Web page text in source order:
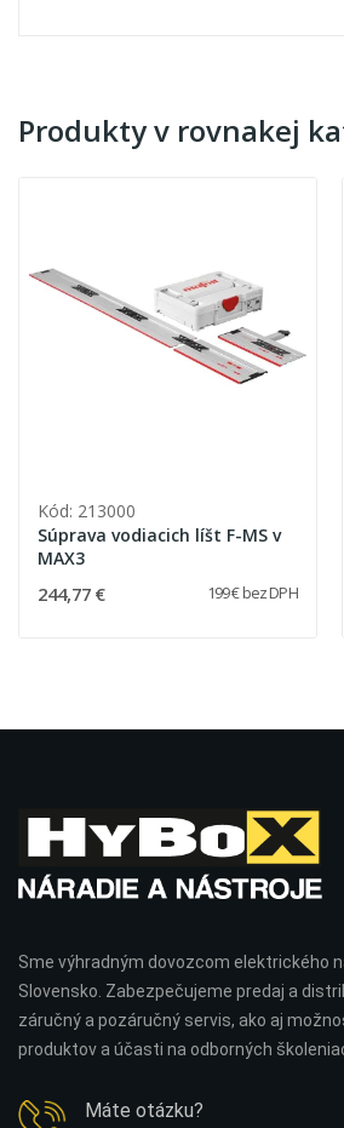
Produkty v rovnakej
Kód: 213000
Súprava vodiacich líšt F-MS v
MAX3
244,77 € 199 € bez DPH
Sme výhradným dovozcom elektrického
Slovensko. Zabezpečujeme predaj a
záručný a pozáručný servis, ako aj
produktov a účasti na odborných
Máte otázku?